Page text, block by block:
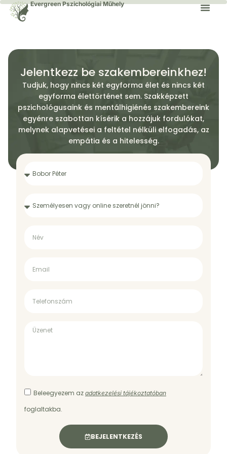
Evergreen Pszichológiai Műhely
Jelentkezz be szakembereinkhez!
Tudjuk, hogy nincs két egyforma élet és nincs két
egyforma élettörténet sem. Szakképzett
pszichológusaink és mentálhigiénés szakembereink
egyénre szabottan kísérik a hozzájuk fordulókat,
melynek alapvetései a feltétel nélküli elfogadás, az
empátia és a hitelesség.​
Beleegyezem az adatkezelési tájékoztatóban
foglaltakba.
BEJELENTKEZÉS